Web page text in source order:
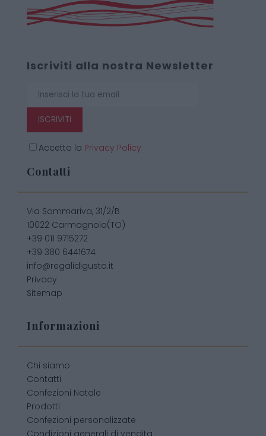
Iscriviti alla nostra Newsletter
ISCRIVITI
Accetto la Privacy Policy
Contatti
Via Sommariva, 31/2/B
10022 Carmagnola(TO)
+39 011 9715272
+39 380 6441674
info@regalidigusto.it
Privacy
Sitemap
Informazioni
Chi siamo
Contatti
Confezioni Natale
Prodotti
Confezioni personalizzate